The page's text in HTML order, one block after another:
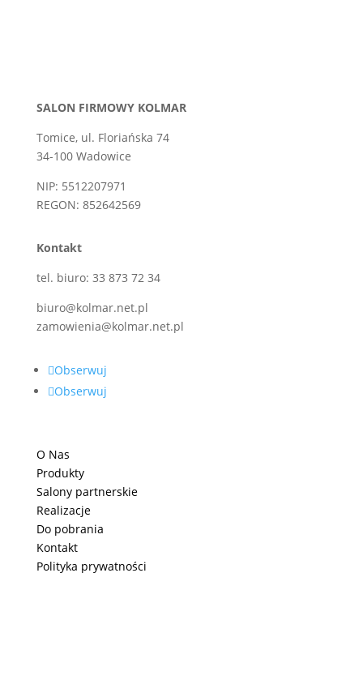
SALON FIRMOWY KOLMAR
Tomice, ul. Floriańska 74
34-100 Wadowice
NIP: 5512207971
REGON: 852642569
Kontakt
tel. biuro: 33 873 72 34
biuro@kolmar.net.pl
zamowienia@kolmar.net.pl
Obserwuj
Obserwuj
O Nas
Produkty
Salony partnerskie
Realizacje
Do pobrania
Kontakt
Polityka prywatności